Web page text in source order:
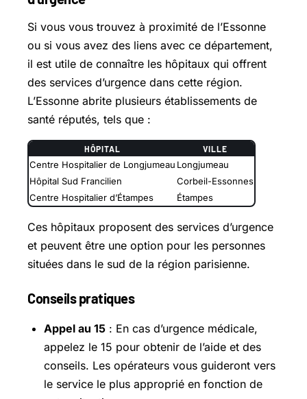
Si vous vous trouvez à proximité de l’Essonne
ou si vous avez des liens avec ce département,
il est utile de connaître les hôpitaux qui offrent
des services d’urgence dans cette région.
L’Essonne abrite plusieurs établissements de
santé réputés, tels que :
HÔPITAL VILLE
Centre Hospitalier de Longjumeau Longjumeau
Hôpital Sud Francilien
Corbeil-Essonnes
Centre Hospitalier d’Étampes
Étampes
Ces hôpitaux proposent des services d’urgence
et peuvent être une option pour les personnes
situées dans le sud de la région parisienne.
Conseils pratiques
Appel au 15 : En cas d’urgence médicale,
appelez le 15 pour obtenir de l’aide et des
conseils. Les opérateurs vous guideront vers
le service le plus approprié en fonction de